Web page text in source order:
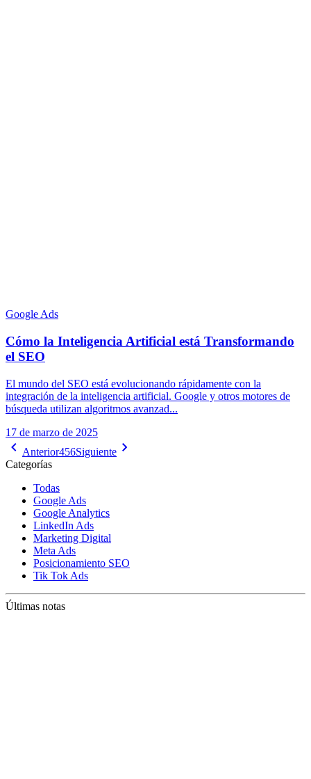
Google Ads
Cómo la Inteligencia Artificial está Transformando
el SEO
El mundo del SEO está evolucionando rápidamente con la
integración de la inteligencia artificial. Google y otros motores de
búsqueda utilizan algoritmos avanzad...
17 de marzo de 2025
Anterior456Siguiente
Categorías
Todas
Google Ads
Google Analytics
LinkedIn Ads
Marketing Digital
Meta Ads
Posicionamiento SEO
Tik Tok Ads
Últimas notas